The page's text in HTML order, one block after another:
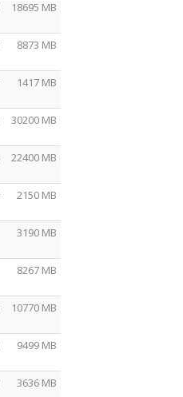
18695 MB
8873 MB
1417 MB
30200 MB
22400 MB
2150 MB
3190 MB
8267 MB
10770 MB
9499 MB
3636 MB